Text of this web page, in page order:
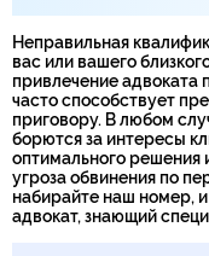
Неправильная
вас или вашего
привлечение
часто способствует
приговору. В любом
борются за интересы
оптимального решения
угроза обвинения по
набирайте наш номер,
адвокат, знающий